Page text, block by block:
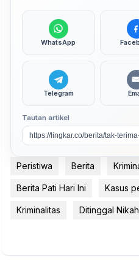
WhatsApp
Telegram
Tautan artikel
Peristiwa Berita
Berita Pati Hari Ini Kasus
Kriminalitas Ditinggal Nikah